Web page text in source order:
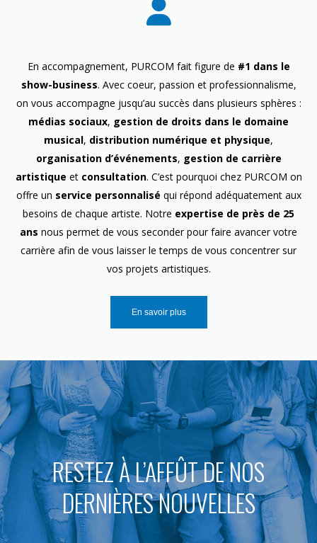
En accompagnement, PURCOM fait figure de #1 dans le
show-business. Avec coeur, passion et professionnalisme,
on vous accompagne jusqu’au succès dans plusieurs sphères :
médias sociaux, gestion de droits dans le domaine
musical, distribution numérique et physique,
organisation d’événements, gestion de carrière
artistique etconsultation. C’est pourquoi chez PURCOM on
offre un service personnalisé qui répond adéquatement aux
besoins de chaque artiste. Notre expertise de près de 25
ans nous permet de vous seconder pour faire avancer votre
carrière afin de vous laisser le temps de vous concentrer sur
vos projets artistiques.
En savoir plus
RESTEZ À L’AFFÛT DE NOS
DERNIÈRES NOUVELLES